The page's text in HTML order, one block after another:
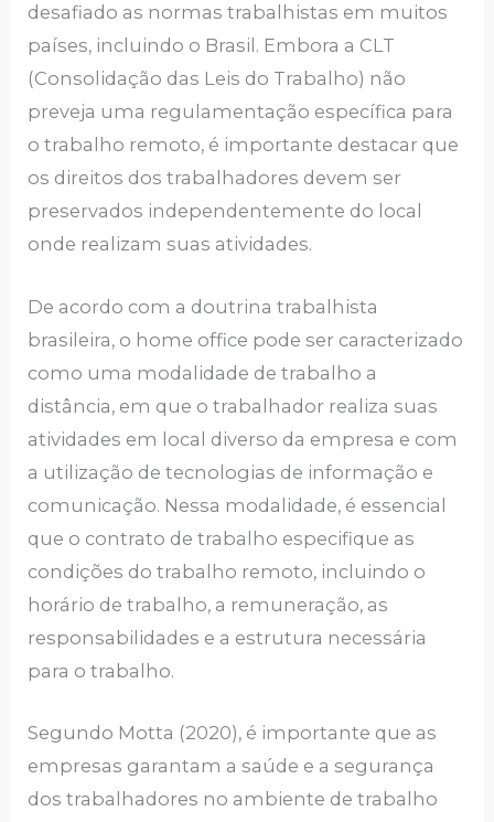
desafiado as normas trabalhistas em muitos
países, incluindo o Brasil. Embora a CLT
(Consolidação das Leis do Trabalho) não
preveja uma regulamentação específica para
o trabalho remoto, é importante destacar que
os direitos dos trabalhadores devem ser
preservados independentemente do local
onde realizam suas atividades.
De acordo com a doutrina trabalhista
brasileira, o home office pode ser caracterizado
como uma modalidade de trabalho a
distância, em que o trabalhador realiza suas
atividades em local diverso da empresa e com
a utilização de tecnologias de informação e
comunicação. Nessa modalidade, é essencial
que o contrato de trabalho especifique as
condições do trabalho remoto, incluindo o
horário de trabalho, a remuneração, as
responsabilidades e a estrutura necessária
para o trabalho.
Segundo Motta (2020), é importante que as
empresas garantam a saúde e a segurança
dos trabalhadores no ambiente de trabalho